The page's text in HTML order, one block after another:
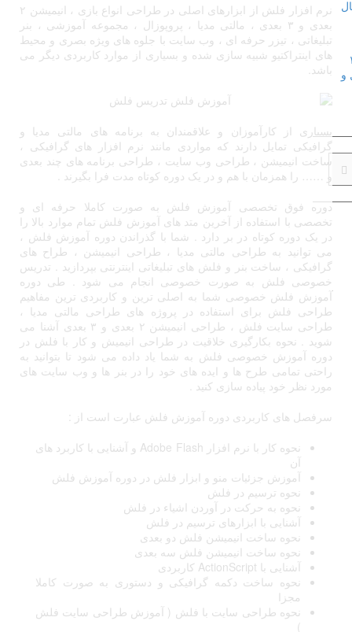
نرم افزار فلش از ابزارهای اصلی در طراحی انواع بازی ، انیمیشن ۲
بعدی و ۳ بعدی ، مالتی مدیا ، پروپوزال ، مجموعه آموزشی ، بنر
تبلیغاتی ، تیزر حرفه ای ، وب سایت با جلوه های ویژه بصری و محیط
های اینتراکتیو شبیه سازی شده و بسیاری از موارد کاربردی دیگر می
باشد.
بسیاری از کارآموزان و علاقمندان به برنامه های مالتی مدیا و
گرافیکی تمایل دارند که مواردی مانند نرم افزار های گرافیکی ،
ساخت انیمیشن ، طراحی وب سایت ، طراحی برنامه های چند بعدی
و …… را همزمان با هم و در یک دوره کوتاه مدت فرا بگیرند .
دوره فوق تخصصی آموزش فلش به صورت کاملا حرفه ای و
تخصصی با استفاده از آخرین متد های آموزش فلش تمام موارد بالا را
در یک دوره کوتاه در بر دارد . شما با گذراندن دوره آموزش فلش ،
می توانید به طراحی مالتی مدیا ، طراحی انیمیشن ، طراح های
گرافیکی ، ساخت بنر و فلش های تبلیغاتی اینترنتی بپردازید . تدریس
خصوصی فلش به صورت خصوصی انجام می شود . طی دوره
آموزش فلش خصوصی شما به اصلی ترین و کاربردی ترین مفاهیم
طراحی فلش برای استفاده در پروژه های طراحی مالتی مدیا ،
طراحی سایت فلش ، طراحی انیمیشن ۲ بعدی و ۳ بعدی آشنا می
شوید . نحوه بکارگیری خلاقیت در طراحی انیمیش و کار با فلش در
دوره آموزش خصوصی فلش به شما یاد داده می شود تا بتوانید به
راحتی تمامی طرح ها و ایده های خود را در بنر ها و وب سایت های
مورد نظر خود پیاده سازی کنید .
سرفصل های کاربردی دوره آموزش فلش عبارت است از :
نحوه کار با نرم افزار Adobe Flash و آشنایی با کاربرد های
آموزش جزئیات منو و ابزار فلش در دوره آموزش فلش
نحوه ترسیم در فلش
نحوه به حرکت در آوردن اشیاء در فلش
آشنایی با ابزارهای ترسیم در فلش
نحوه ساخت انیمیشن فلش دو بعدی
نحوه ساخت انیمیشن فلش سه بعدی
آشنایی با ActionScript کاربردی
نحوه ساخت دکمه گرافیکی و دستوری به صورت کاملا
مجزا
نحوه طراحی سایت با فلش ( آموزش طراحی سایت فلش